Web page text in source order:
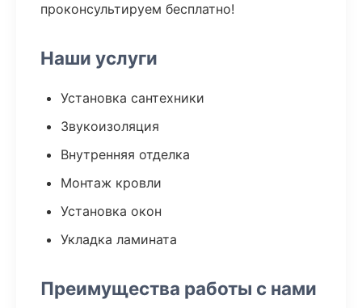
проконсультируем бесплатно!
Наши услуги
Установка сантехники
Звукоизоляция
Внутренняя отделка
Монтаж кровли
Установка окон
Укладка ламината
Преимущества работы с нами